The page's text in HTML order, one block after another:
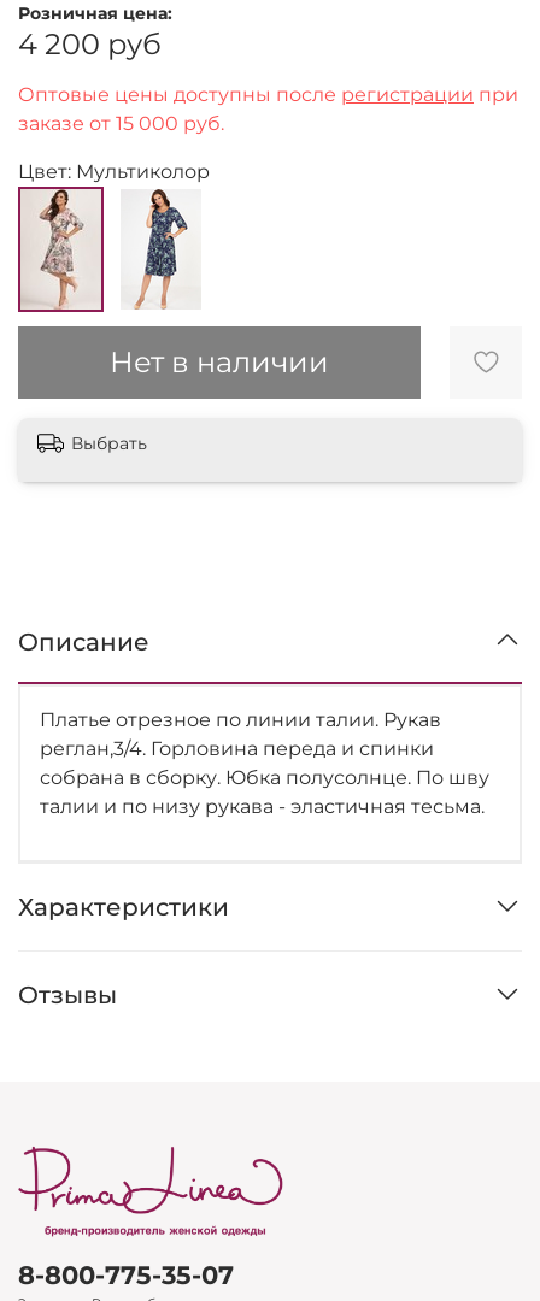
Розничная цена:
4 200 руб
Оптовые цены доступны после регистрации при
заказе от 15 000 руб.
Цвет: Мультиколор
Нет в наличии
Выбрать
Описание
Платье отрезное по линии талии. Рукав
реглан,3/4. Горловина переда и спинки
собрана в сборку. Юбка полусолнце. По шву
талии и по низу рукава - эластичная тесьма.
Характеристики
Отзывы
8-800-775-35-07